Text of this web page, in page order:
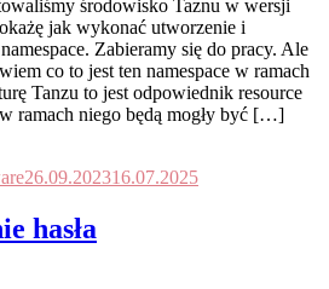
środowisko Taznu w wersji
jak wykonać utworzenie i
Zabieramy się do pracy. Ale
co to jest ten namespace w ramach
Tanzu to jest odpowiednik resource
ramach niego będą mogły być […]
26.09.202316.07.2025
hasła